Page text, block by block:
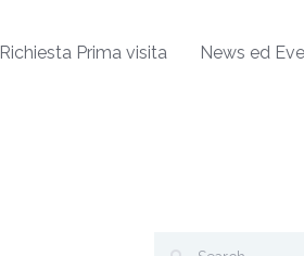
Richiesta Prima visita News ed